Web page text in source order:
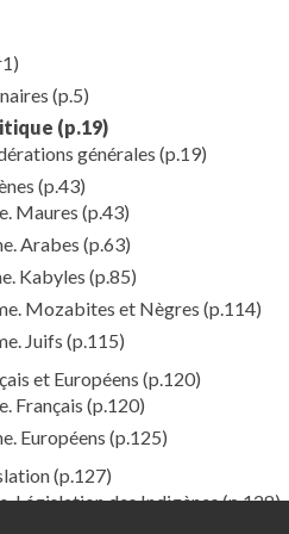
(p.5)
(p.19)
générales (p.19)
(p.43)
Maures (p.43)
Arabes (p.63)
Kabyles (p.85)
Mozabites et Nègres (p.114)
Juifs (p.115)
et Européens (p.120)
Français (p.120)
Européens (p.125)
(p.127)
Législation des Indigènes(p.128)